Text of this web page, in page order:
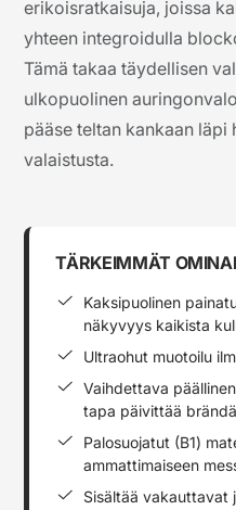
erikoisratkaisuja, joissa
yhteen integroidulla
Tämä takaa täydellisen
ulkopuolinen
pääse teltan kankaan läpi
valaistusta.
TÄRKEIMMÄT
Kaksipuolinen
näkyvyys kaikista
Ultraohut muotoilu
Vaihdettava
tapa päivittää
Palosuojatut (B1)
ammattimaiseen
Sisältää vakauttavat